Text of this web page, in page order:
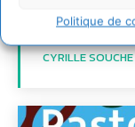
Politique de
CYRILLE SOUCHE